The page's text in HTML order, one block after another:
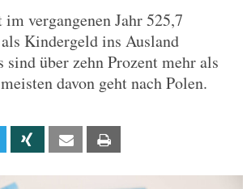
vergangenen Jahr 525,7
Kindergeld ins Ausland
sind über zehn Prozent mehr als
davon geht nach Polen.
Linkedin Xing Email